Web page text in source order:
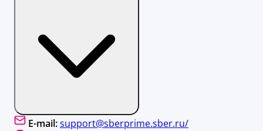
E-mail:support@sberprime.sber.ru/